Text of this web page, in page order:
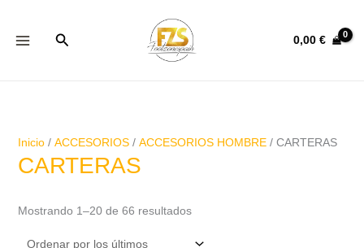
contenido
Buscar 0,00€
Inicio/ ACCESORIOS/ ACCESORIOS HOMBRE/ CARTERAS
CARTERAS
Mostrando 1–20 de 66 resultados
por
los